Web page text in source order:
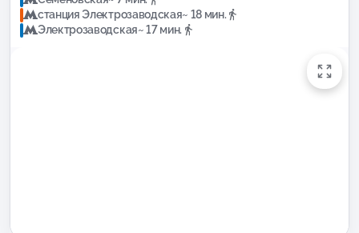
станция Электрозаводская~ 18 мин.
Электрозаводская~ 17 мин.